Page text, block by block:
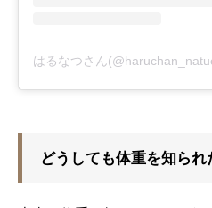
はるなつさん
どうしても体重を知ら